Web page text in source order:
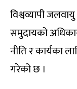
विश्वव्यापी
समुदायको
नीति र कार्यका
गरेको छ ।